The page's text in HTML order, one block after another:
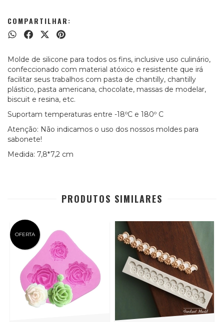
COMPARTILHAR:
Molde de silicone para todos os fins, inclusive uso culinário,
confeccionado com material atóxico e resistente que irá
facilitar seus trabalhos com pasta de chantilly, chantilly
plástico, pasta americana, chocolate, massas de modelar,
biscuit e resina, etc.
Suportam temperaturas entre -18ºC e 180º C
Atenção: Não indicamos o uso dos nossos moldes para
sabonete!
Medida: 7,8*7,2 cm
PRODUTOS SIMILARES
OFERTA